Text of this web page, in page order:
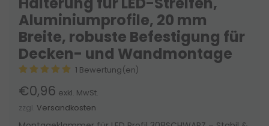
Aluminiumprofile, 20 mm
Breite, robuste Befestigung für
Decken- und Wandmontage
1 Bewertung(en)
€0,96 exkl. MwSt.
zzgl. Versandkosten